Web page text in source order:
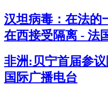
汉坦病毒：在法的
在西接受隔离 - 法
非洲:贝宁首届参
国际广播电台